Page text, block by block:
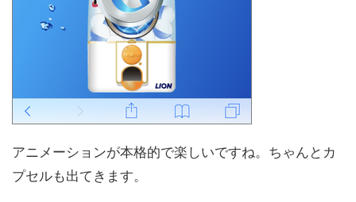
アニメーションが本格的で楽しいですね。ちゃんとカ
プセルも出てきます。